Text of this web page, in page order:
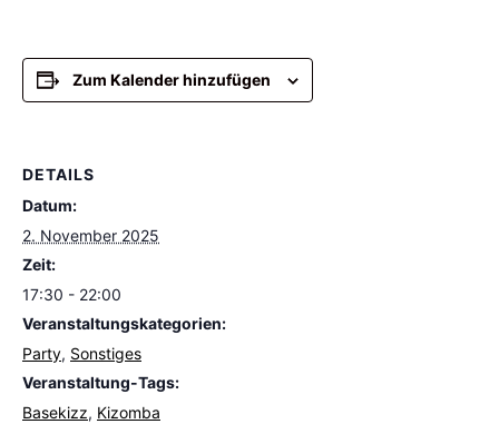
Zum Kalender hinzufügen
DETAILS
Datum:
2. November 2025
Zeit:
17:30 - 22:00
Veranstaltungskategorien:
Party, Sonstiges
Veranstaltung-Tags:
Basekizz, Kizomba